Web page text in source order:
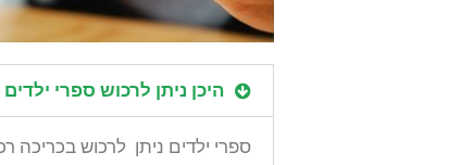
היכן ניתן לרכוש ספרי
ספרי ילדים ניתן לרכוש בכריכה